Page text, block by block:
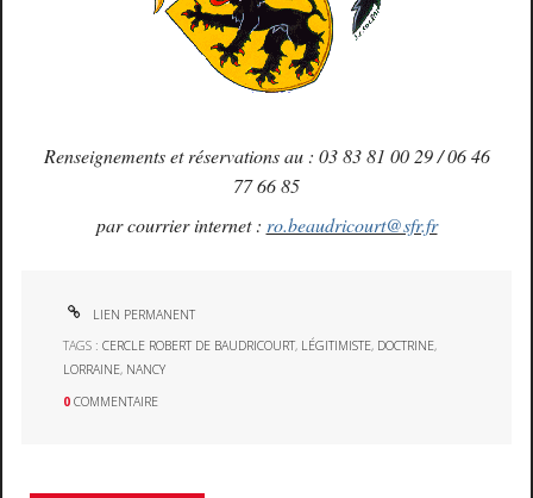
Renseignements et réservations au : 03 83 81 00 29 / 06 46
77 66 85
par courrier internet : ro.beaudricourt@sfr.fr
LIEN PERMANENT
TAGS :CERCLE ROBERT DE BAUDRICOURT, LÉGITIMISTE, DOCTRINE,
LORRAINE, NANCY
0 COMMENTAIRE